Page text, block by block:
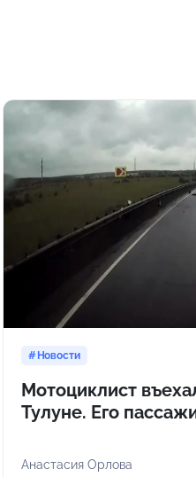
Новости
Мотоциклист
Тулуне. Его
Анастасия Орлова